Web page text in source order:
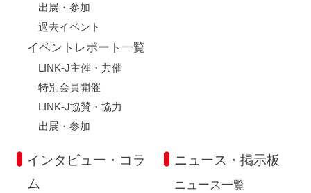
出展・参加
過去イベント
イベントレポート一覧
LINK-J主催・共催
特別会員開催
LINK-J協賛・協力
出展・参加
インタビュー・コラ
ム
ニュース・掲示板
ニュース一覧